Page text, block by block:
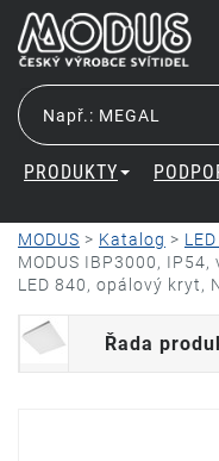
PRODUKTY
MODUS > Katalog >
MODUS IBP3000,
LED 840, opálový kryt,
Řada